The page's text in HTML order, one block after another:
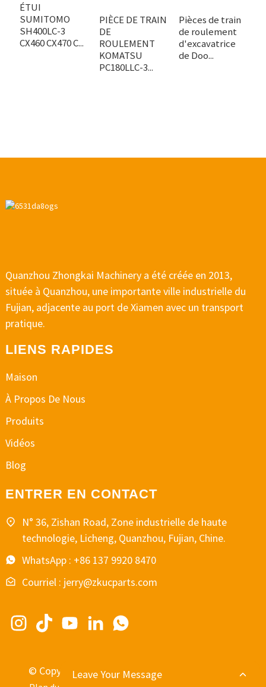
ÉTUI
SUMITOMO
SH400LC-3
CX460 CX470 C...
PIÈCE DE TRAIN
DE
ROULEMENT
KOMATSU
PC180LLC-3...
Pièces de train
de roulement
d'excavatrice
de Doo...
Quanzhou Zhongkai Machinery a été créée en 2013,
située à Quanzhou, une importante ville industrielle du
Fujian, adjacente au port de Xiamen avec un transport
pratique.
LIENS RAPIDES
Maison
À Propos De Nous
Produits
Vidéos
Blog
ENTRER EN CONTACT
N° 36, Zishan Road, Zone industrielle de haute
technologie, Licheng, Quanzhou, Fujian, Chine.
WhatsApp : +86 137 9920 8470
Courriel : jerry@zkucparts.com
© Copyright - 2010-2024 : Tous droits réservés.
Leave Your Message